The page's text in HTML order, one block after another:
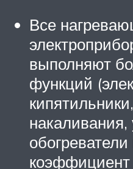
Все
выполняют
функций
накаливания,